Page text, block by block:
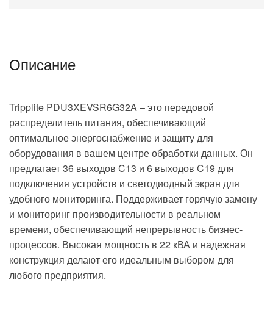
Описание
Tripplite PDU3XEVSR6G32A – это передовой
распределитель питания, обеспечивающий
оптимальное энергоснабжение и защиту для
оборудования в вашем центре обработки данных. Он
предлагает 36 выходов C13 и 6 выходов C19 для
подключения устройств и светодиодный экран для
удобного мониторинга. Поддерживает горячую замену
и мониторинг производительности в реальном
времени, обеспечивающий непрерывность бизнес-
процессов. Высокая мощность в 22 кВА и надежная
конструкция делают его идеальным выбором для
любого предприятия.